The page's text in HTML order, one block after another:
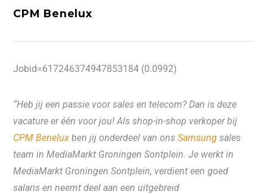
CPM Benelux
Jobid=617246374947853184 (0.0992)
“Heb jij een passie voor sales en telecom? Dan is deze
vacature er één voor jou! Als shop-in-shop verkoper bij
CPM Benelux ben jij onderdeel van onsSamsung sales
team in MediaMarkt Groningen Sontplein. Je werkt in
MediaMarkt Groningen Sontplein, verdient een goed
salaris en neemt deel aan een uitgebreid